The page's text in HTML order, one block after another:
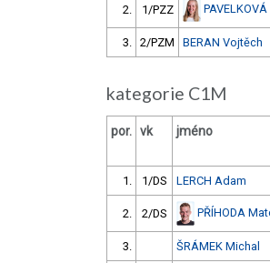
2. 1/PZZ
3. 2/PZM BERAN Vojtěch
kategorie C1M
por. vk jméno
1. 1/DS LERCH Adam
2. 2/DS PŘÍHODA
3. ŠRÁMEK Michal